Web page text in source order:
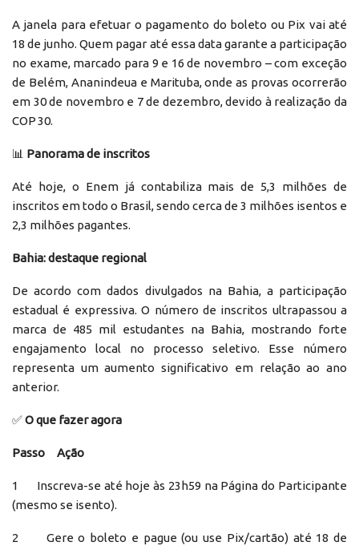
A janela para efetuar o pagamento do boleto ou Pix vai até
18 de junho. Quem pagar até essa data garante a participação
no exame, marcado para 9 e 16 de novembro – com exceção
de Belém, Ananindeua e Marituba, onde as provas ocorrerão
em 30 de novembro e 7 de dezembro, devido à realização da
COP 30.
📊 Panorama de inscritos
Até hoje, o Enem já contabiliza mais de 5,3 milhões de
inscritos em todo o Brasil, sendo cerca de 3 milhões isentos e
2,3 milhões pagantes.
Bahia: destaque regional
De acordo com dados divulgados na Bahia, a participação
estadual é expressiva. O número de inscritos ultrapassou a
marca de 485 mil estudantes na Bahia, mostrando forte
engajamento local no processo seletivo. Esse número
representa um aumento significativo em relação ao ano
anterior.
✅O que fazer agora
Passo Ação
1 Inscreva-se até hoje às 23h59 na Página do Participante
(mesmo se isento).
2 Gere o boleto e pague (ou use Pix/cartão) até 18 de